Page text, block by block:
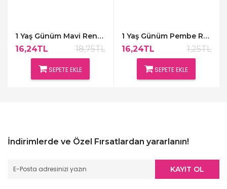
1 Yaş Günüm Mavi Renk Kapı Süsü,48x30cm
16,24TL 18,75TL
SEPETE EKLE
1 Yaş Günüm Pembe Renk Kapı Süsü,48x30cm
16,24TL 1,25TL
SEPETE EKLE
İndirimlerde ve Özel Fırsatlardan yararlanın!
KAYIT OL